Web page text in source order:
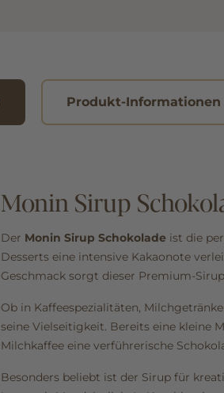
Produkt-Informationen
Monin Sirup
Der Monin Sirup Schokolade ist die
Desserts eine intensive Kakaonote
Geschmack sorgt dieser Premium-
Ob in Kaffeespezialitäten,
seine Vielseitigkeit. Bereits eine kleine
Milchkaffee eine verführerische
Besonders beliebt ist der Sirup für